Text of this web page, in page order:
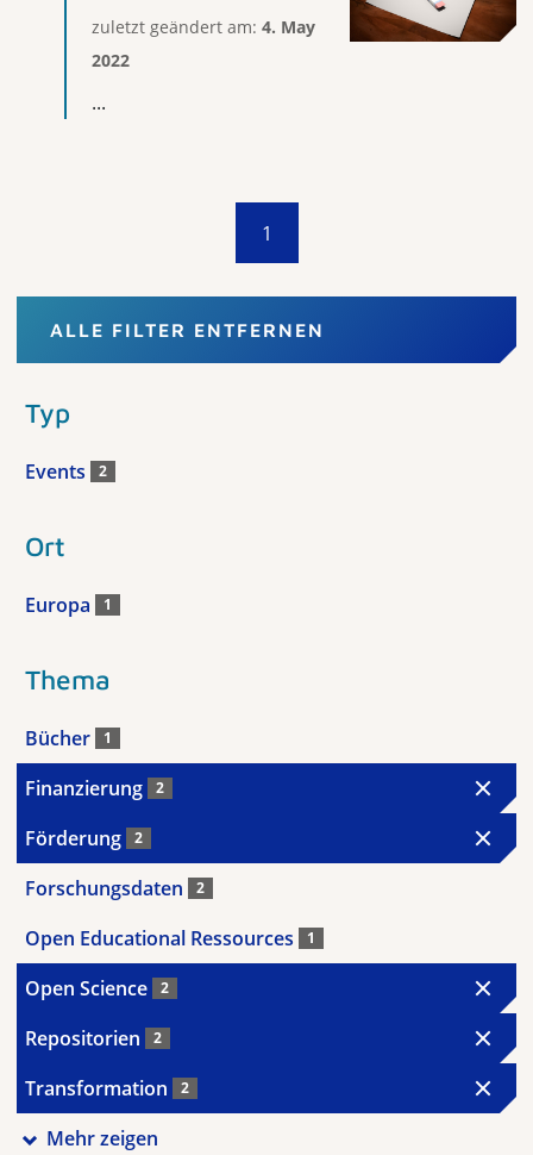
zuletzt geändert am: 4. May
2022
...
1
ALLE FILTER ENTFERNEN
Typ
Events 2
Ort
Europa 1
Thema
Bücher 1
Finanzierung 2
Förderung 2
Forschungsdaten 2
Open Educational Ressources 1
Open Science 2
Repositorien 2
Transformation 2
Mehr zeigen